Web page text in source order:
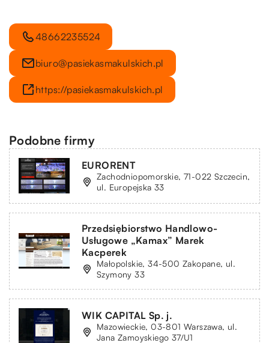
48662235524
biuro@pasiekasmakulskich.pl
https://pasiekasmakulskich.pl
Podobne firmy
EURORENT
Zachodniopomorskie, 71-022 Szczecin,
ul. Europejska 33
Przedsiębiorstwo Handlowo-
Usługowe „Kamax” Marek
Kacperek
Małopolskie, 34-500 Zakopane, ul.
Szymony 33
WIK CAPITAL Sp. j.
Mazowieckie, 03-801 Warszawa, ul.
Jana Zamoyskiego 37/U1